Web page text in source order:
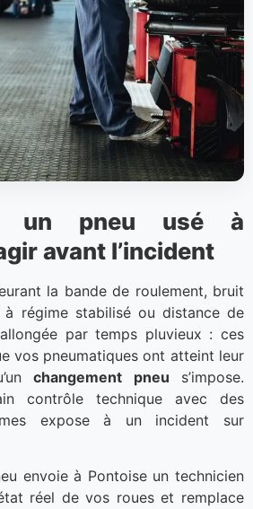
un pneu usé à
avant l’incident
la bande de roulement, bruit
régime stabilisé ou distance de
par temps pluvieux : ces
vos pneumatiques ont atteint leur
changement pneu s’impose.
contrôle technique avec des
expose à un incident sur
envoie à Pontoise un technicien
réel de vos roues et remplace